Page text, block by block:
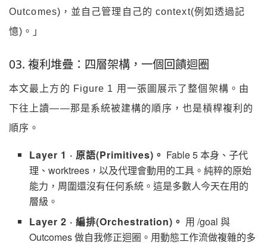
Outcomes)，並自己管理自己的 context(例如透過記
憶)。」
03. 複利堆疊：四層架構，一個回饋迴圈
本文最上方的 Figure 1 用一張圖展示了整個架構。由
下往上讀——那是系統被建構的順序，也是槓桿複利的
順序。
Layer 1 · 原語(Primitives)。 Fable 5 本身、子代
理、worktrees，以及代理會動用的工具。純粹的原始
能力，周圍還沒有任何系統。這是多數人今天在用的
層級。
Layer 2 · 編排(Orchestration)。 用 /goal 與
Outcomes 做自我修正迴圈。用動態工作流做複雜的多